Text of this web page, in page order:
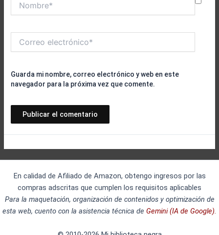
electrónico*
Guarda mi nombre, correo electrónico y web en este
navegador para la próxima vez que comente.
En calidad de Afiliado de Amazon, obtengo ingresos por las
compras adscritas que cumplen los requisitos aplicables
Para la maquetación, organización de contenidos y optimización de
esta web, cuento con la asistencia técnica de Gemini (IA de Google).